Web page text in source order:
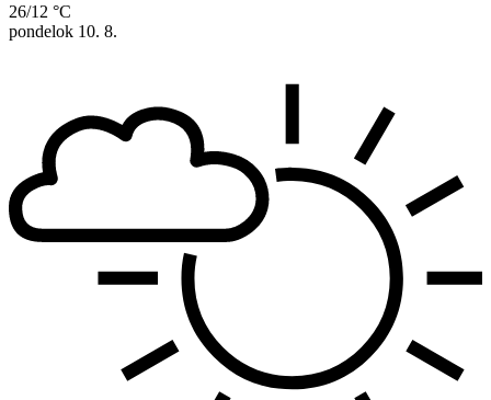
26/12 °C
pondelok 10. 8.